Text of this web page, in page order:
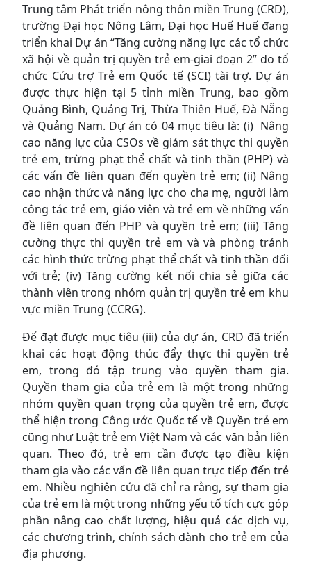
Trung tâm Phát triển nông thôn miền Trung (CRD),
trường Đại học Nông Lâm, Đại học Huế Huế đang
triển khai Dự án “Tăng cường năng lực các tổ chức
xã hội về quản trị quyền trẻ em-giai đoạn 2” do tổ
chức Cứu trợ Trẻ em Quốc tế (SCI) tài trợ. Dự án
được thực hiện tại 5 tỉnh miền Trung, bao gồm
Quảng Bình, Quảng Trị, Thừa Thiên Huế, Đà Nẵng
và Quảng Nam. Dự án có 04 mục tiêu là: (i) Nâng
cao năng lực của CSOs về giám sát thực thi quyền
trẻ em, trừng phạt thể chất và tinh thần (PHP) và
các vấn đề liên quan đến quyền trẻ em; (ii) Nâng
cao nhận thức và năng lực cho cha mẹ, người làm
công tác trẻ em, giáo viên và trẻ em về những vấn
đề liên quan đến PHP và quyền trẻ em; (iii) Tăng
cường thực thi quyền trẻ em và và phòng tránh
các hình thức trừng phạt thể chất và tinh thần đối
với trẻ; (iv) Tăng cường kết nối chia sẻ giữa các
thành viên trong nhóm quản trị quyền trẻ em khu
vực miền Trung (CCRG).
Để đạt được mục tiêu (iii) của dự án, CRD đã triển
khai các hoạt động thúc đẩy thực thi quyền trẻ
em, trong đó tập trung vào quyền tham gia.
Quyền tham gia của trẻ em là một trong những
nhóm quyền quan trọng của quyền trẻ em, được
thể hiện trong Công ước Quốc tế về Quyền trẻ em
cũng như Luật trẻ em Việt Nam và các văn bản liên
quan. Theo đó, trẻ em cần được tạo điều kiện
tham gia vào các vấn đề liên quan trực tiếp đến trẻ
em. Nhiều nghiên cứu đã chỉ ra rằng, sự tham gia
của trẻ em là một trong những yếu tố tích cực góp
phần nâng cao chất lượng, hiệu quả các dịch vụ,
các chương trình, chính sách dành cho trẻ em của
địa phương.